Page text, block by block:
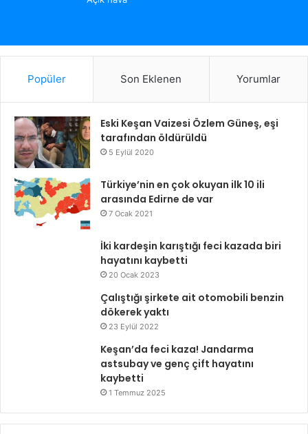
Popüler Son Eklenen Yorumlar
Eski Keşan Vaizesi Özlem Güneş, eşi
tarafından öldürüldü
5 Eylül 2020
Türkiye’nin en çok okuyan ilk 10 ili
arasında Edirne de var
7 Ocak 2021
İki kardeşin karıştığı feci kazada biri
hayatını kaybetti
20 Ocak 2023
Çalıştığı şirkete ait otomobili benzin
dökerek yaktı
23 Eylül 2022
Keşan’da feci kaza! Jandarma
astsubay ve genç çift hayatını
kaybetti
1 Temmuz 2025